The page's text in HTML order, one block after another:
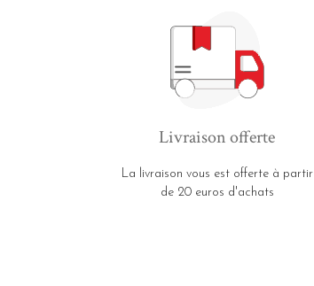
Livraison offerte
La livraison vous est offerte à partir
de 20 euros d'achats